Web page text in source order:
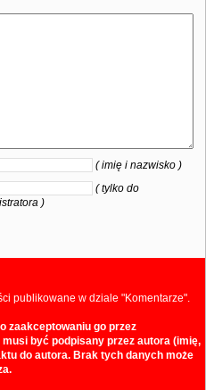
( imię i nazwisko )
( tylko do
)
publikowane w dziale "Komentarze".
zaakceptowaniu go przez
być podpisany przez autora (imię,
do autora. Brak tych danych może